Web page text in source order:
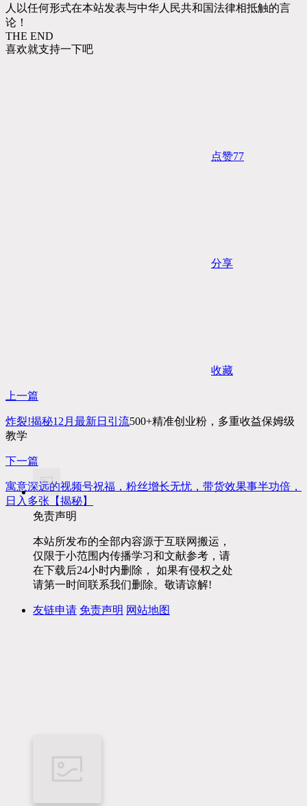
人以任何形式在本站发表与中华人民共和国法律相抵触的言
论！
THE END
喜欢就支持一下吧
点赞77
分享
收藏
上一篇
炸裂!揭秘12月最新日 引流500+精准创业粉，多重收益保姆级
教学
下一篇
寓意深远的视频号祝福，粉丝增长无忧，带货效果事半功倍，
日入多张【揭秘】
免责声明
本站所发布的全部内容源于互联网搬运，
仅限于小范围内传播学习和文献参考，请
在下载后24小时内删除， 如果有侵权之处
请第一时间联系我们删除。敬请谅解!
友链申请 免责声明 网站地图